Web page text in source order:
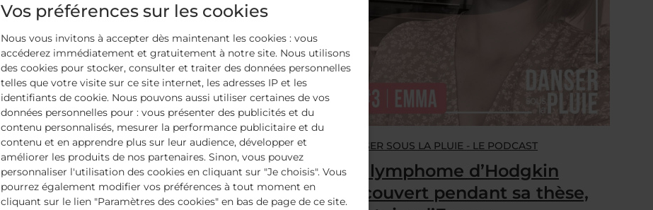
DANSER SOUS LA PLUIE - LE PODCAST
Un lymphome d’Hodgkin
découvert pendant sa thèse,
Vos préférences sur les cookies
Nous vous invitons à accepter dès maintenant les cookies : vous
accéderez immédiatement et gratuitement à notre site. Nous utilisons
des cookies pour stocker, consulter et traiter des données personnelles
telles que votre visite sur ce site internet, les adresses IP et les
identifiants de cookie. Nous pouvons aussi utiliser certaines de vos
données personnelles pour : vous présenter des publicités et du
contenu personnalisés, mesurer la performance publicitaire et du
contenu et en apprendre plus sur leur audience, développer et
améliorer les produits de nos partenaires. Sinon, vous pouvez
personnaliser l'utilisation des cookies en cliquant sur "Je choisis". Vous
pourrez également modifier vos préférences à tout moment en
cliquant sur le lien "Paramètres des cookies" en bas de page de ce site.